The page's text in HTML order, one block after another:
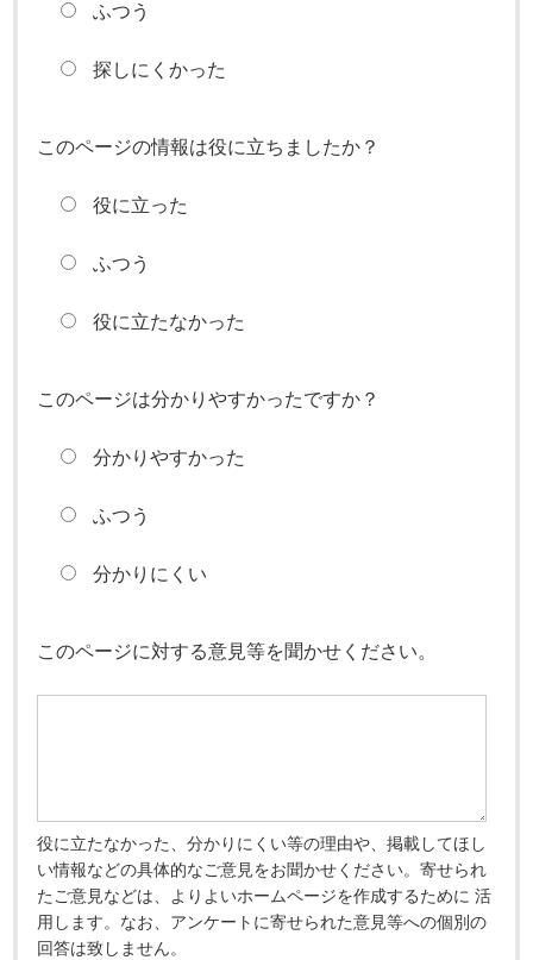
ふつう
探しにくかった
このページの情報は役に立ちましたか？
役に立った
ふつう
役に立たなかった
このページは分かりやすかったですか？
分かりやすかった
ふつう
分かりにくい
このページに対する意見等を聞かせください。
役に立たなかった、分かりにくい等の理由や、掲載してほし
い情報などの具体的なご意見をお聞かせください。寄せられ
たご意見などは、よりよいホームページを作成するために 活
用します。なお、アンケートに寄せられた意見等への個別の
回答は致しません。